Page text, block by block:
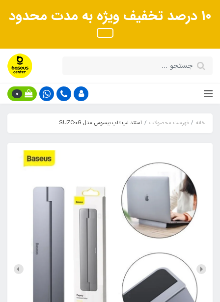
10 درصد تخفیف ویژه به مدت محدود
0
خانه فهرست محصولات استند لپ تاپ بیسوس مدل SUZC-0G